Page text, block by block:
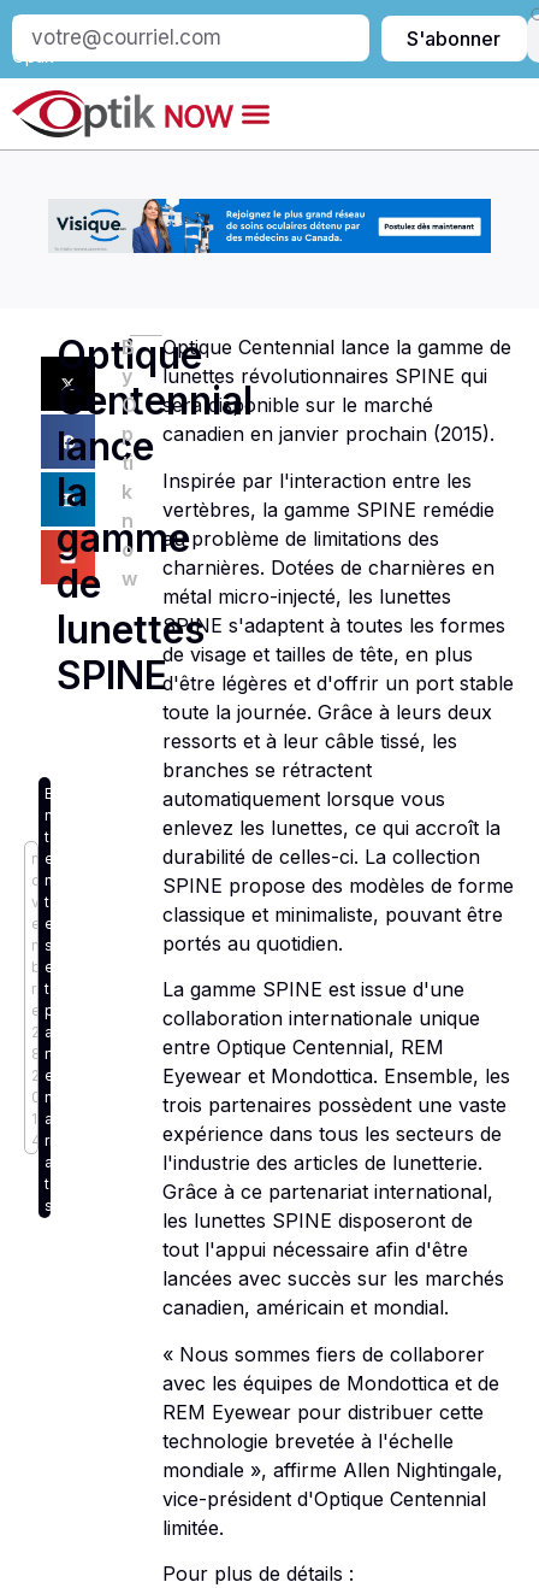
S’abonner
Optik
S'abonner
n
o
v
e
m
b
r
e
2
8,
2
0
1
4
E
n
t
e
n
t
e
s
e
t
p
a
rt
e
n
a
ri
a
t
s
Optique
Centennial
lance
la
gamme
de
lunettes
SPINE
B
y
O
p
ti
k
n
o
w
Optique Centennial lance la gamme de
lunettes révolutionnaires SPINE qui
sera disponible sur le marché
canadien en janvier prochain (2015).
Inspirée par l'interaction entre les
vertèbres, la gamme SPINE remédie
au problème de limitations des
charnières. Dotées de charnières en
métal micro-injecté, les lunettes
SPINE s'adaptent à toutes les formes
de visage et tailles de tête, en plus
d'être légères et d'offrir un port stable
toute la journée. Grâce à leurs deux
ressorts et à leur câble tissé, les
branches se rétractent
automatiquement lorsque vous
enlevez les lunettes, ce qui accroît la
durabilité de celles-ci. La collection
SPINE propose des modèles de forme
classique et minimaliste, pouvant être
portés au quotidien.
La gamme SPINE est issue d'une
collaboration internationale unique
entre Optique Centennial, REM
Eyewear et Mondottica. Ensemble, les
trois partenaires possèdent une vaste
expérience dans tous les secteurs de
l'industrie des articles de lunetterie.
Grâce à ce partenariat international,
les lunettes SPINE disposeront de
tout l'appui nécessaire afin d'être
lancées avec succès sur les marchés
canadien, américain et mondial.
« Nous sommes fiers de collaborer
avec les équipes de Mondottica et de
REM Eyewear pour distribuer cette
technologie brevetée à l'échelle
mondiale », affirme Allen Nightingale,
vice-président d'Optique Centennial
limitée.
Pour plus de détails :